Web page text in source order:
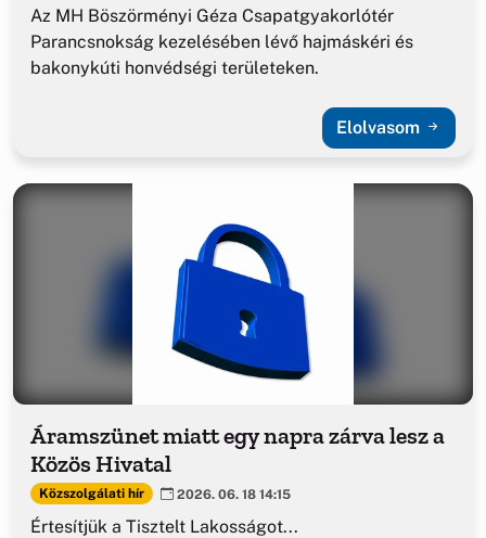
Az MH Böszörményi Géza Csapatgyakorlótér
Parancsnokság kezelésében lévő hajmáskéri és
bakonykúti honvédségi területeken.
Elolvasom
Áramszünet miatt egy napra zárva lesz a
Közös Hivatal
Közszolgálati hír 2026. 06. 18 14:15
Értesítjük a Tisztelt Lakosságot...